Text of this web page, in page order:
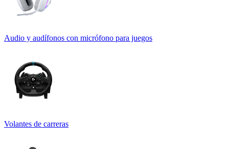
Audio y audífonos con micrófono para juegos
Volantes de carreras